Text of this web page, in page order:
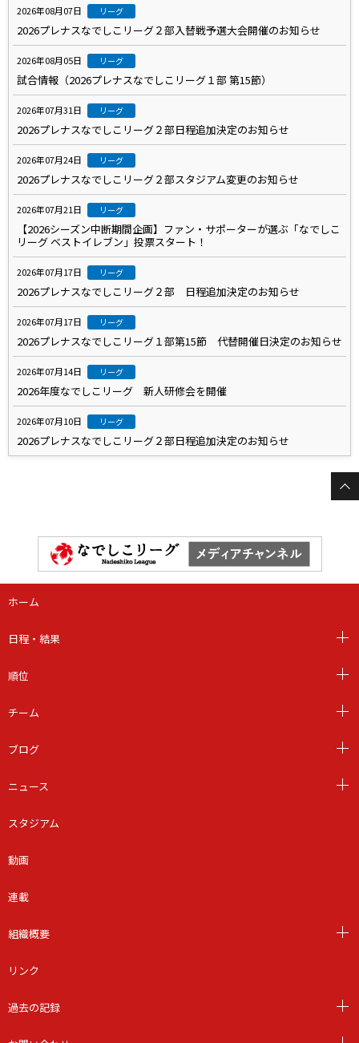
2026年08月07日 リーグ
2026プレナスなでしこリーグ２部入替戦予選大会開催のお知らせ
2026年08月05日 リーグ
試合情報（2026プレナスなでしこリーグ１部 第15節）
2026年07月31日 リーグ
2026プレナスなでしこリーグ２部日程追加決定のお知らせ
2026年07月24日 リーグ
2026プレナスなでしこリーグ２部スタジアム変更のお知らせ
2026年07月21日 リーグ
【2026シーズン中断期間企画】ファン・サポーターが選ぶ「なでしこ
リーグ ベストイレブン」投票スタート！
2026年07月17日 リーグ
2026プレナスなでしこリーグ２部 日程追加決定のお知らせ
2026年07月17日 リーグ
2026プレナスなでしこリーグ１部第15節 代替開催日決定のお知らせ
2026年07月14日 リーグ
2026年度なでしこリーグ 新人研修会を開催
2026年07月10日 リーグ
2026プレナスなでしこリーグ２部日程追加決定のお知らせ
ホーム
日程・結果
順位
チーム
ブログ
ニュース
スタジアム
動画
連載
組織概要
リンク
過去の記録